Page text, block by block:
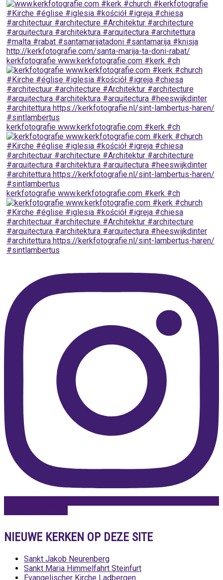
kerkfotografie www.kerkfotografie.com ⁠#kerk #ch
kerkfotografie www.kerkfotografie.com ⁠#kerk #ch
kerkfotografie www.kerkfotografie.com ⁠#kerk #ch
NIEUWE KERKEN OP DEZE SITE
Sankt Jakob Neurenberg
Sankt Maria Himmelfahrt Steinfurt
Evangelischer Kirche Ladbergen